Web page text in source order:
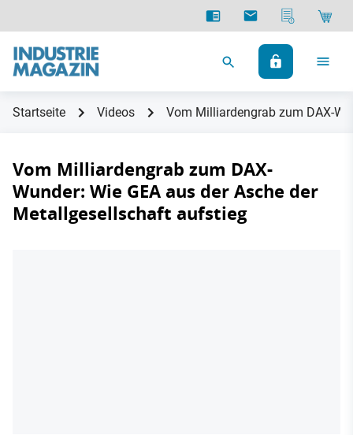
Startseite Videos Vom Milliardengrab zum DAX-
Vom Milliardengrab zum DAX-
Wunder: Wie GEA aus der Asche der
Metallgesellschaft aufstieg